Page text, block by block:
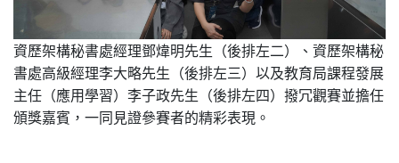
資歷架構秘書處經理鄧煒明先生（後排左二）、資歷架構秘
書處高級經理李大略先生（後排左三）以及教育局課程發展
主任（應用學習）李子政先生（後排左四）撥冗觀賽並擔任
頒獎嘉賓，一同見證參賽者的精彩表現。